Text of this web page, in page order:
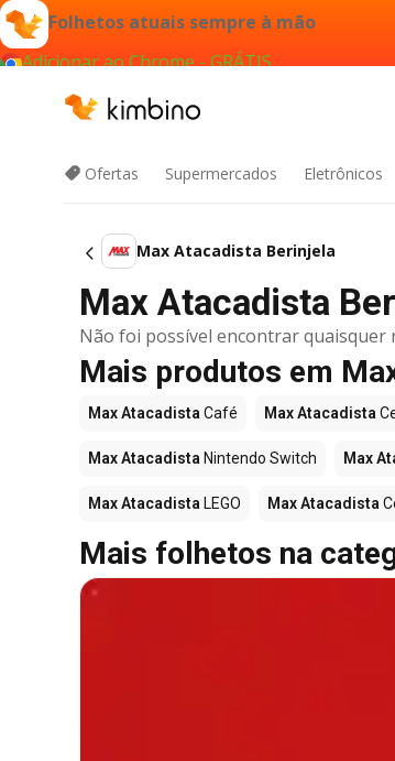
Folhetos atuais sempre à mão
Adicionar ao Chrome - GRÁTIS
Ofertas Supermercados Eletrônicos
Max Atacadista Berinjela
Max Atacadista
Não foi possível encontrar quaisquer
Mais produtos em
Max Atacadista Café Max Atacadista
Max Atacadista Nintendo Switch Max
Max Atacadista LEGO Max Atacadista
Mais folhetos na